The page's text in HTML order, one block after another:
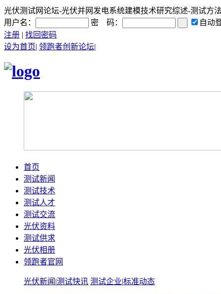
光伏测试网论坛-光伏并网发电系统建模技术研究综述-测试方
用户名：
密 码：
自动
注册 | 找回密码
设为首页| 领跑者创新论坛|
首页
测试新闻
测试技术
测试人才
测试交流
光伏资料
测试供求
光伏相册
领跑者官网
光伏新闻 |测试快讯 测试企业|标准动态